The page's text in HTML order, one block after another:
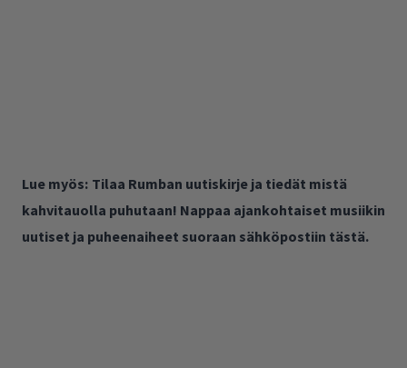
Lue myös: Tilaa Rumban uutiskirje ja tiedät mistä
kahvitauolla puhutaan! Nappaa ajankohtaiset musiikin
uutiset ja puheenaiheet suoraan sähköpostiin tästä.